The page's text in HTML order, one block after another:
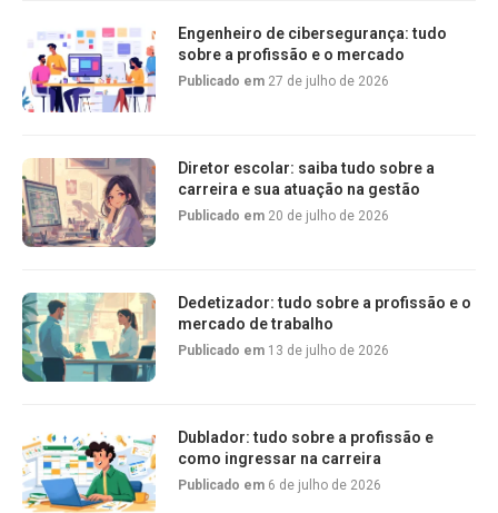
Engenheiro de cibersegurança: tudo
sobre a profissão e o mercado
Publicado em 27 de julho de 2026
Diretor escolar: saiba tudo sobre a
carreira e sua atuação na gestão
Publicado em 20 de julho de 2026
Dedetizador: tudo sobre a profissão e o
mercado de trabalho
Publicado em 13 de julho de 2026
Dublador: tudo sobre a profissão e
como ingressar na carreira
Publicado em 6 de julho de 2026